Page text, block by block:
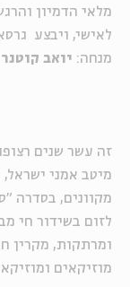
מלאי הדמיון
לאישי, ויבצע
מנחה: יואב קוטנר
זה עשר שנים
מיטב אמני
מקוונים, בסדרה
לזום בשידור חי
ומרתקות, מקרין
מוזיקאים